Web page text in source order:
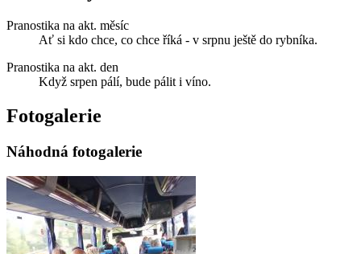
Pranostika na akt. měsíc
Ať si kdo chce, co chce říká - v srpnu ještě do rybníka.
Pranostika na akt. den
Když srpen pálí, bude pálit i víno.
Fotogalerie
Náhodná fotogalerie